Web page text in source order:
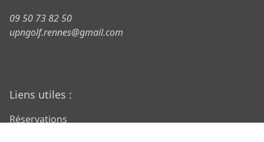
09 50 73 82 50
upngolf.rennes@gmail.com
Liens utiles :
Réservations